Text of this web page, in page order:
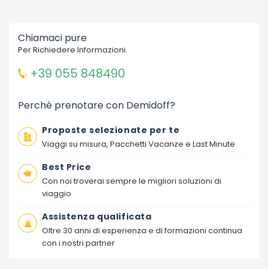
Chiamaci pure
Per Richiedere Informazioni.
+39 055 848490
Perchè prenotare con Demidoff?
Proposte selezionate per te
Viaggi su misura, Pacchetti Vacanze e Last Minute
Best Price
Con noi troverai sempre le migliori soluzioni di
viaggio
Assistenza qualificata
Oltre 30 anni di esperienza e di formazioni continua
con i nostri partner